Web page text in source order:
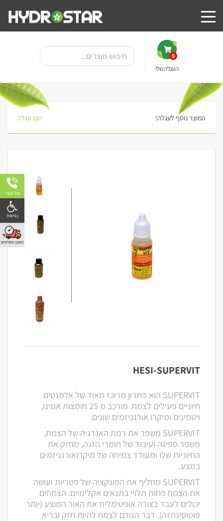
0
העגלה שלי
המוצר נוסף לעגלה! הצג עגלה
HESI-SUPERVIT
SUPERVIT הוא פתרון מרוכז מאוד של אלמנטים
חיוניים פעילים לצמח. מורכב מ 25 חומצות אמינו,
ויטמינים ומיקרו אורגניזמים שונים.
SUPERVIT משפר את רמת האנרגיה של הצמח,
משפר ספיגה ועיבוד של חומרי הזנה, מחזק את
החיוניות שלו ומעודד צמיחה של מיקרואורגניזמים
במצע.
SUPERVIT מחליף את הפונקציה של פטריות ועושה
את הצמח פחות תלויי בתנאים אקלימיים. הצמחים
יכולים לעבד בצורה אופטימלית את האור המוצע (יותר
פוטוסינתזה), דבר הגורם לצמח להיות חזק ובריא.
צור קשר